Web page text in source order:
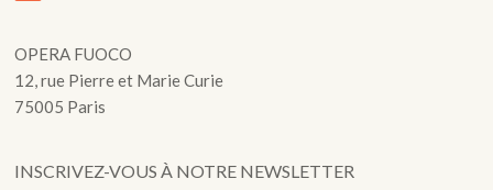
OPERA FUOCO
12, rue Pierre et Marie Curie
75005 Paris
INSCRIVEZ-VOUS À NOTRE NEWSLETTER